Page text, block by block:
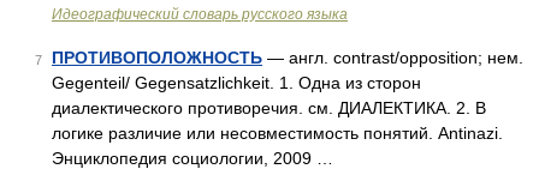
Идеографический словарь русского языка
7 ПРОТИВОПОЛОЖНОСТЬ — англ. contrast/opposition; нем.
Gegenteil/ Gegensatzlichkeit. 1. Одна из сторон
диалектического противоречия. см. ДИАЛЕКТИКА. 2. В
логике различие или несовместимость понятий. Antinazi.
Энциклопедия социологии, 2009 …